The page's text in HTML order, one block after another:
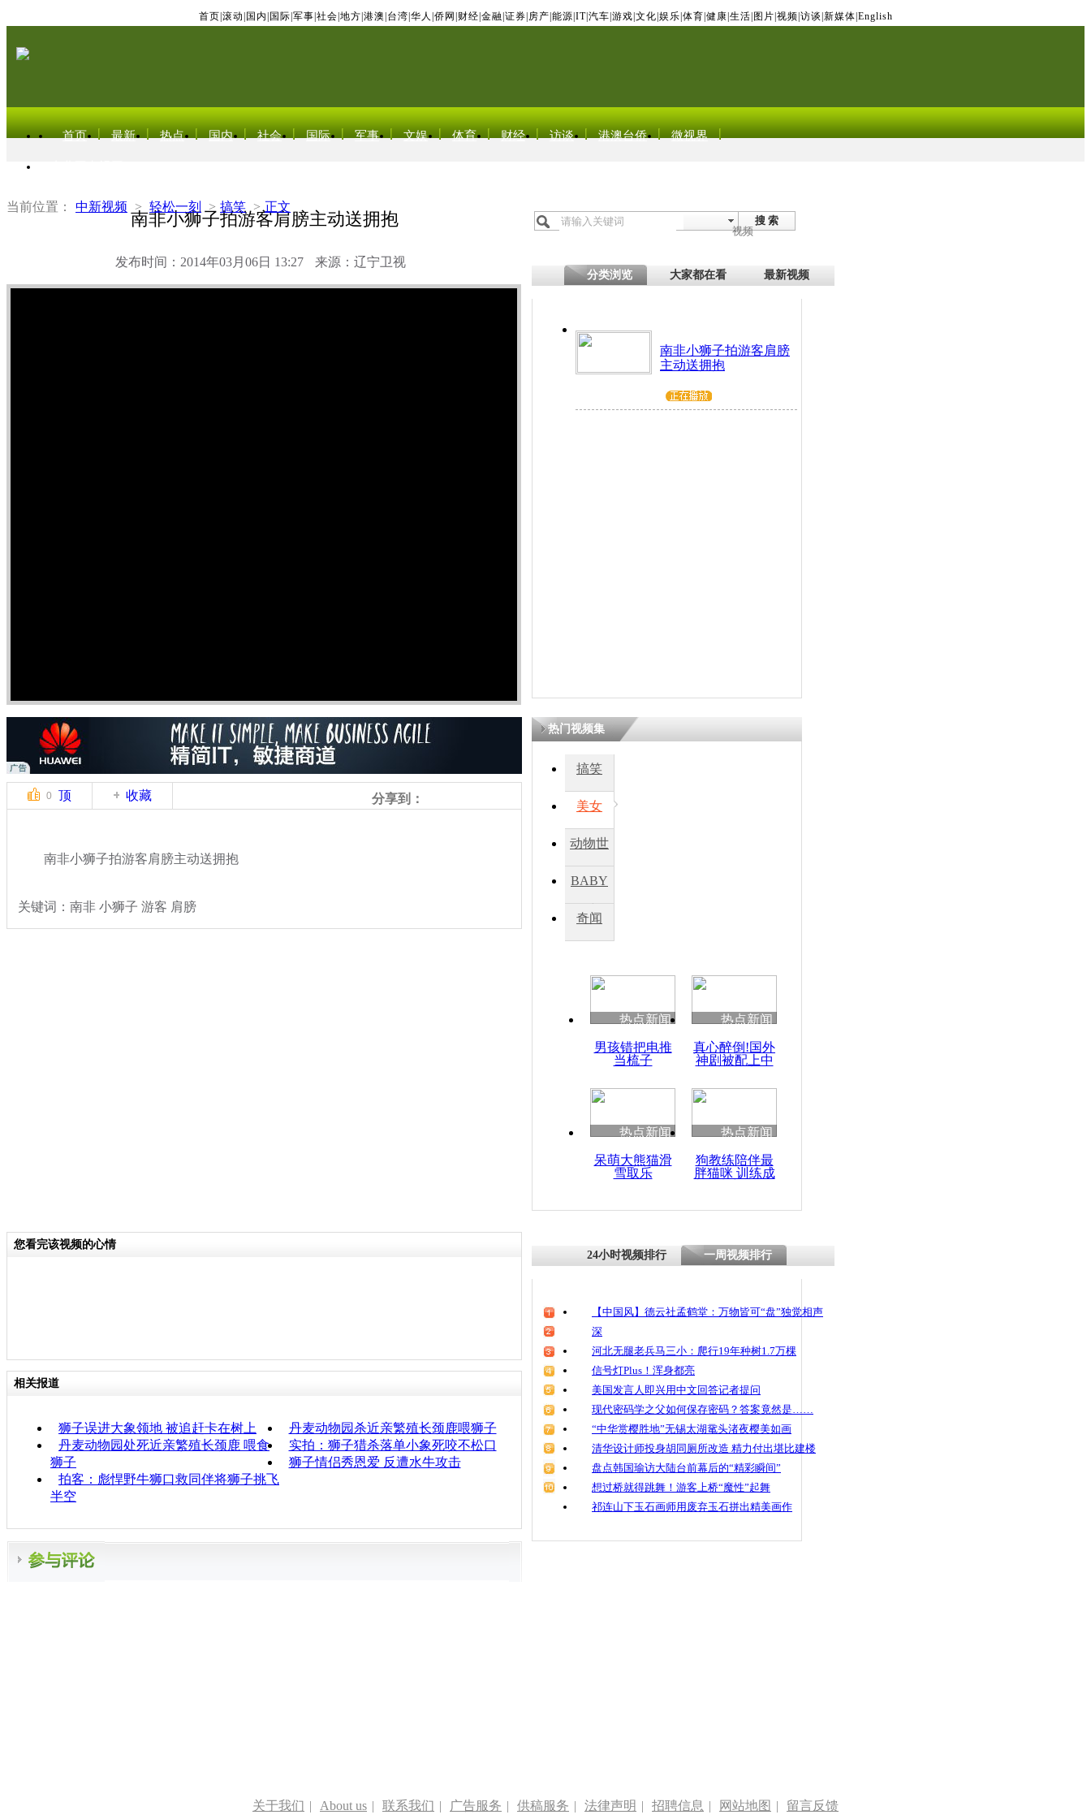
首页 滚动 国内 国际 军事 社会 地方 港澳 台湾 华人 侨网 财经 金融 证券 房产 能源 IT| 汽车 游戏 文化 娱乐 体育 健康 生活 图片 视频 访谈 新媒体 English
首页 最新 热点 国内 社会 国际 军事 文娱 体育 财经 访谈 港澳台侨 微视界
当前位置： 中新视频 > 轻松一刻 > 搞笑 > 正文
南非小狮子拍游客肩膀主动送拥抱
发布时间：2014年03月06日 13:27 来源：辽宁卫视
搜 索
视频
分类浏览 大家都在看 最新视频
南非小狮子拍游客肩膀
主动送拥抱
0 顶 收藏 分享到：
南非小狮子拍游客肩膀主动送拥抱
关键词：南非 小狮子 游客 肩膀
热门视频集
搞笑
美女
动物世
BABY
秀
奇闻
热点新闻
男孩错把电推
当梳子
热点新闻
真心醉倒!国外
神剧被配上中
热点新闻
呆萌大熊猫滑
雪取乐
热点新闻
狗教练陪伴最
胖猫咪 训练成
您看完该视频的心情
相关报道
狮子误进大象领地 被追赶卡在树上
丹麦动物园杀近亲繁殖长颈鹿喂狮子
丹麦动物园处死近亲繁殖长颈鹿 喂食
狮子
实拍：狮子猎杀落单小象死咬不松口
狮子情侣秀恩爱 反遭水牛攻击
拍客：彪悍野牛狮口救同伴将狮子挑飞
半空
24小时视频排行 一周视频排行
【中国风】德云社孟鹤堂：万物皆可“盘”独觉相声
深
河北无腿老兵马三小：爬行19年种树1.7万棵
信号灯Plus！浑身都亮
美国发言人即兴用中文回答记者提问
现代密码学之父如何保存密码？答案竟然是……
“中华赏樱胜地”无锡太湖鼋头渚夜樱美如画
清华设计师投身胡同厕所改造 精力付出堪比建楼
盘点韩国瑜访大陆台前幕后的“精彩瞬间”
想过桥就得跳舞！游客上桥“魔性”起舞
祁连山下玉石画师用废弃玉石拼出精美画作
关于我们 | About us | 联系我们 | 广告服务 | 供稿服务 | 法律声明 | 招聘信息 | 网站地图 | 留言反馈